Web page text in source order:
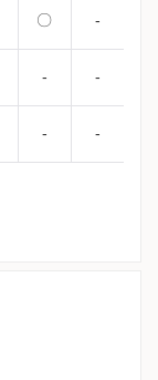
〇 -
- -
- -